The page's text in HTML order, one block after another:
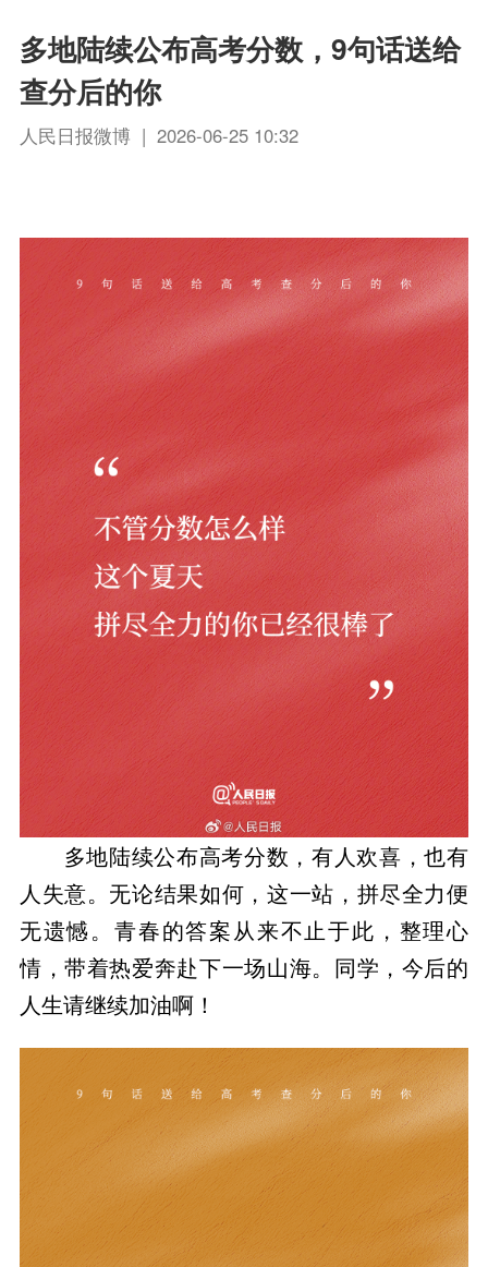
多地陆续公布高考分数，9句话送给
查分后的你
人民日报微博 | 2026-06-25 10:32
多地陆续公布高考分数，有人欢喜，也有
人失意。无论结果如何，这一站，拼尽全力便
无遗憾。青春的答案从来不止于此，整理心
情，带着热爱奔赴下一场山海。同学，今后的
人生请继续加油啊！